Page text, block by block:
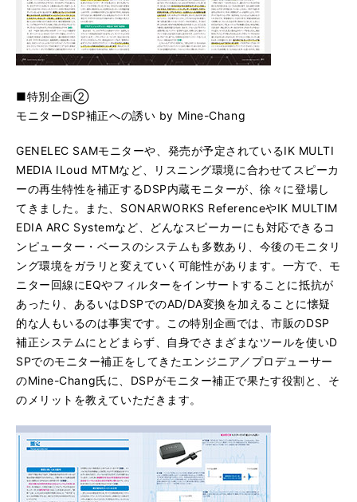
■特別企画②
モニターDSP補正への誘い by Mine-Chang
GENELEC SAMモニターや、発売が予定されているIK MULTI
MEDIA ILoud MTMなど、リスニング環境に合わせてスピーカ
ーの再生特性を補正するDSP内蔵モニターが、徐々に登場し
てきました。また、SONARWORKS ReferenceやIK MULTIM
EDIA ARC Systemなど、どんなスピーカーにも対応できるコ
ンピューター・ベースのシステムも多数あり、今後のモニタリ
ング環境をガラリと変えていく可能性があります。一方で、モ
ニター回線にEQやフィルターをインサートすることに抵抗が
あったり、あるいはDSPでのAD/DA変換を加えることに懐疑
的な人もいるのは事実です。この特別企画では、市販のDSP
補正システムにとどまらず、自身でさまざまなツールを使いD
SPでのモニター補正をしてきたエンジニア／プロデューサー
のMine-Chang氏に、DSPがモニター補正で果たす役割と、そ
のメリットを教えていただきます。